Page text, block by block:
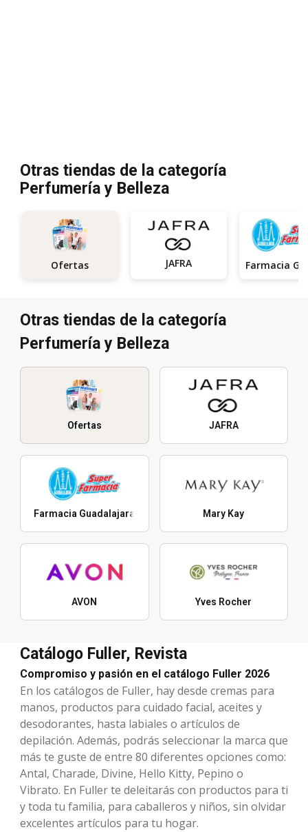
Otras tiendas de la categoría
Perfumería y Belleza
Ofertas JAFRA
Otras tiendas de la categoría
Perfumería y Belleza
Ofertas JAFRA
Farmacia Guadalajara Mary Kay
AVON Yves Rocher
Catálogo Fuller, Revista
Compromiso y pasión en el catálogo Fuller 2026
En los catálogos de Fuller, hay desde cremas para
manos, productos para cuidado facial, aceites y
desodorantes, hasta labiales o artículos de
depilación. Además, podrás seleccionar la marca que
más te guste de entre 80 diferentes opciones como:
Antal, Charade, Divine, Hello Kitty, Pepino o
Vibrato. En Fuller te deleitarás con productos para ti
y toda tu familia, para caballeros y niños, sin olvidar
excelentes artículos para tu hogar.